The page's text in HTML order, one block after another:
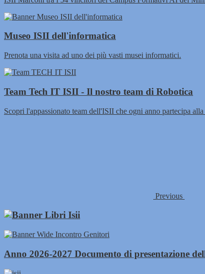
Museo ISII dell'informatica
Prenota una visita ad uno dei più vasti musei informatici.
Team Tech IT ISII - Il nostro team di Robotica
Scopri l'appassionato team dell'ISII che ogni anno partecipa
Previous
Anno 2026-2027 Documento di presentazione